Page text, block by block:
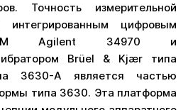
Точность измерительной
интегрированным цифровым
Agilent 34970 и
Brüel & Kjær типа
3630-A является частью
типа 3630. Эта платформа